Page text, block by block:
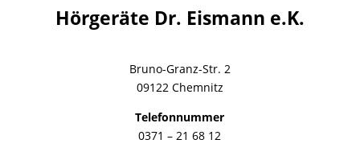
Hörgeräte Dr. Eismann e.K.
Bruno-Granz-Str. 2
09122 Chemnitz
Telefonnummer
0371 – 21 68 12